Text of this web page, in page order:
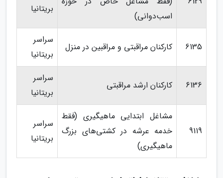
اسب‌دوانی)
بریتانیا
6135 کارکنان مراقبتی و مراقبین در منزل
سراسر
بریتانیا
6136 کارکنان ارشد مراقبتی
سراسر
بریتانیا
9119
مشاغل ابتدایی ماهیگیری (فقط
خدمه عرشه در کشتی‌های بزرگ
ماهیگیری)
سراسر
بریتانیا